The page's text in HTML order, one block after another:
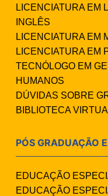
LICENCIATURA EM
INGLÊS
LICENCIATURA EM
LICENCIATURA EM
TECNÓLOGO EM
HUMANOS
DÚVIDAS SOBRE
BIBLIOTECA
PÓS GRADUAÇÃO
EDUCAÇÃO
EDUCAÇÃO